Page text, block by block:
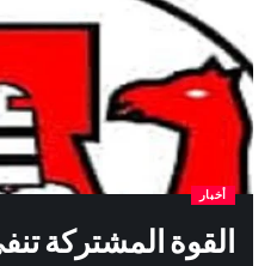
أخبار
القوة المشتركة